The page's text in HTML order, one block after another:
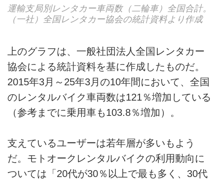
運輸支局別レンタカー車両数（二輪車）全国合計。
（一社）全国レンタカー協会の統計資料より作成
上のグラフは、一般社団法人全国レンタカー
協会による統計資料を基に作成したものだ。
2015年3月～25年3月の10年間において、全国
のレンタルバイク車両数は121％増加している
（参考までに乗用車も103.8％増加）。
支えているユーザーは若年層が多いもよう
だ。モトオークレンタルバイクの利用動向に
ついては「20代が30％以上で最も多く、30代